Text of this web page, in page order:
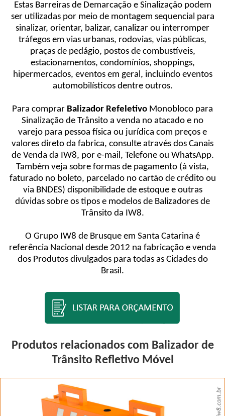
Estas Barreiras de Demarcação e Sinalização podem
ser utilizadas por meio de montagem sequencial para
sinalizar, orientar, balizar, canalizar ou interromper
tráfegos em vias urbanas, rodovias, vias públicas,
praças de pedágio, postos de combustíveis,
estacionamentos, condomínios, shoppings,
hipermercados, eventos em geral, incluindo eventos
automobilísticos dentre outros.
Para comprar Balizador Refeletivo Monobloco para
Sinalização de Trânsito a venda no atacado e no
varejo para pessoa física ou jurídica com preços e
valores direto da fabrica, consulte através dos Canais
de Venda da IW8, por e-mail, Telefone ou WhatsApp.
Também veja sobre formas de pagamento (à vista,
faturado no boleto, parcelado no cartão de crédito ou
via BNDES) disponibilidade de estoque e outras
dúvidas sobre os tipos e modelos de Balizadores de
Trânsito da IW8.
O Grupo IW8 de Brusque em Santa Catarina é
referência Nacional desde 2012 na fabricação e venda
dos Produtos divulgados para todas as Cidades do
Brasil.
Produtos relacionados com Balizador de
Trânsito Refletivo Móvel